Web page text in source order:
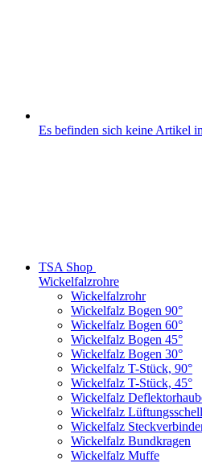
Es befinden sich keine Artikel
TSA Shop
Wickelfalzrohre
Wickelfalzrohr
Wickelfalz Bogen 90°
Wickelfalz Bogen 60°
Wickelfalz Bogen 45°
Wickelfalz Bogen 30°
Wickelfalz T-Stück, 90°
Wickelfalz T-Stück, 45°
Wickelfalz
Wickelfalz
Wickelfalz
Wickelfalz Bundkragen
Wickelfalz Muffe